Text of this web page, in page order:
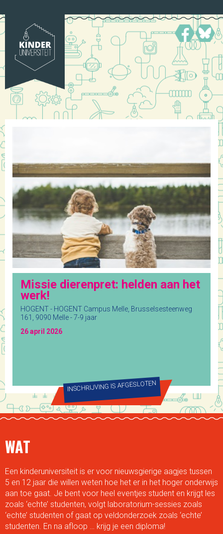
Missie dierenpret: helden aan het
werk!
HOGENT - HOGENT Campus Melle, Brusselsesteenweg
161, 9090 Melle - 7-9 jaar
26 april 2026
INSCHRIJVING IS AFGESLOTEN
WAT
Een kinderuniversiteit is er voor nieuwsgierige aagjes tussen
5 en 12 jaar die willen weten hoe het er in het hoger onderwijs
aan toe gaat. Je bent voor heel eventjes student en krijgt les
zoals ‘echte’ studenten, volgt laboratorium-sessies zoals
‘echte’ studenten of gaat op veldonderzoek zoals ‘echte’
studenten. En na afloop … krijg je een diploma!